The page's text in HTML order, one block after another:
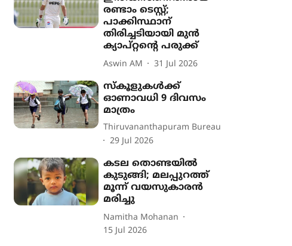
രണ്ടാം ടെസ്റ്റ്;
പാക്കിസ്ഥാന്
തിരിച്ചടിയായി മുൻ
ക‍്യാപ്റ്റന്‍റെ പരുക്ക്
Aswin AM 31 Jul 2026
സ്കൂളുകൾക്ക്
ഓണാവധി 9 ദിവസം
മാത്രം
Thiruvananthapuram Bureau
29 Jul 2026
കടല തൊണ്ടയിൽ
കുടുങ്ങി; മലപ്പുറത്ത്
മൂന്ന് വയസുകാരൻ
മരിച്ചു
Namitha Mohanan
15 Jul 2026